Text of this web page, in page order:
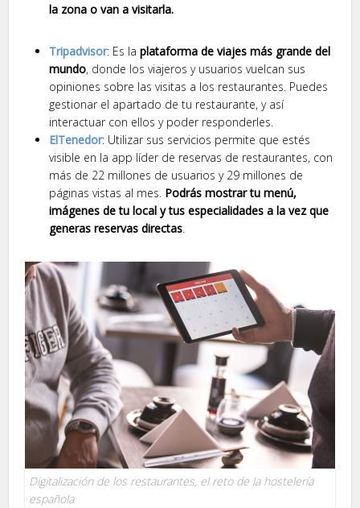
la zona o van a visitarla.
Tripadvisor: Es la plataforma de viajes más grande del
mundo, donde los viajeros y usuarios vuelcan sus
opiniones sobre las visitas a los restaurantes. Puedes
gestionar el apartado de tu restaurante, y así
interactuar con ellos y poder responderles.
ElTenedor: Utilizar sus servicios permite que estés
visible en la app líder de reservas de restaurantes, con
más de 22 millones de usuarios y 29 millones de
páginas vistas al mes. Podrás mostrar tu menú,
imágenes de tu local y tus especialidades a la vez que
generas reservas directas.
Digitalización de los restaurantes, el reto de la hostelería
española